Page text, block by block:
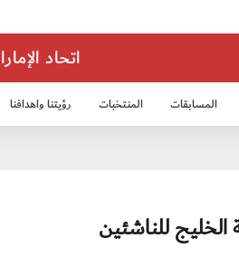
اتحاد
المسابقات المنتخبات رؤيتنا واهدافنا